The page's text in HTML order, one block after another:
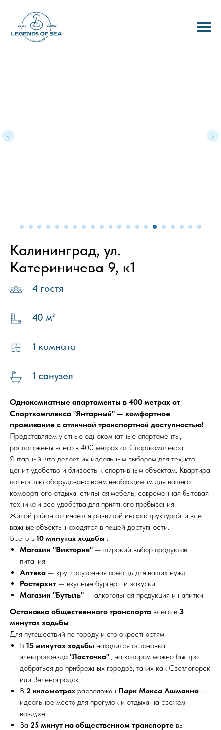
Калининград, ул.
Катериничева 9, к1
4 гостя
40 м²
1 комната
1 санузел
Однокомнатные апартаменты в 400 метрах от
Спорткомплекса "Янтарный" — комфортное
проживание с отличной транспортной доступностью!
Представляем уютные однокомнатные апартаменты,
расположены всего в 400 метрах от Спорткомплекса
Янтарный, что делает их идеальным выбором для тех, кто
ценит удобство и близость к спортивным объектам. Квартира
полностью оборудована всем необходимым для вашего
комфортного отдыха: стильная мебель, современная бытовая
техника и все удобства для приятного пребывания.
Жилой район отличается развитой инфраструктурой, и все
важные объекты находятся в пешей доступности:
Всего в 10 минутах ходьбы :
Магазин "Виктория" — широкий выбор продуктов
питания.
Аптека — круглосуточная помощь для ваших нужд.
Ростерхит — вкусные бургеры и закуски.
Магазин "Бутыль" — алкогольная продукция и напитки.
Остановка общественного транспорта всего в 3
минутах ходьбы .
Для путешествий по городу и его окрестностям:
В 15 минутах ходьбы находится остановка
электропоезда "Ласточка" , на котором можно быстро
добраться до прибрежных городов, таких как Светлогорск
или Зеленоградск.
В 2 километрах расположен Парк Макса Ашманна —
идеальное место для прогулок и отдыха на свежем
воздухе.
За 25 минут на общественном транспорте вы